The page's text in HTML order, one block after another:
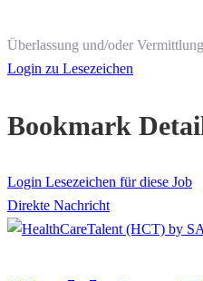
Überlassung und/oder Vermittlung
Login zu Lesezeichen
Bookmark
Login Lesezeichen für diese Job
Direkte Nachricht